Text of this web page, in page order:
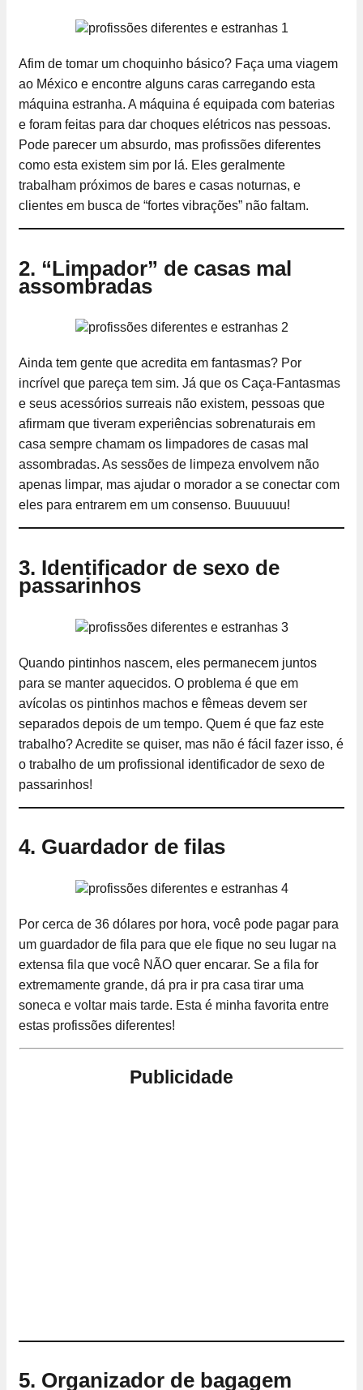
Afim de tomar um choquinho básico? Faça uma viagem
ao México e encontre alguns caras carregando esta
máquina estranha. A máquina é equipada com baterias
e foram feitas para dar choques elétricos nas pessoas.
Pode parecer um absurdo, mas profissões diferentes
como esta existem sim por lá. Eles geralmente
trabalham próximos de bares e casas noturnas, e
clientes em busca de “fortes vibrações” não faltam.
2. “Limpador” de casas mal
assombradas
Ainda tem gente que acredita em fantasmas? Por
incrível que pareça tem sim. Já que os Caça-Fantasmas
e seus acessórios surreais não existem, pessoas que
afirmam que tiveram experiências sobrenaturais em
casa sempre chamam os limpadores de casas mal
assombradas. As sessões de limpeza envolvem não
apenas limpar, mas ajudar o morador a se conectar com
eles para entrarem em um consenso. Buuuuuu!
3. Identificador de sexo de
passarinhos
Quando pintinhos nascem, eles permanecem juntos
para se manter aquecidos. O problema é que em
avícolas os pintinhos machos e fêmeas devem ser
separados depois de um tempo. Quem é que faz este
trabalho? Acredite se quiser, mas não é fácil fazer isso, é
o trabalho de um profissional identificador de sexo de
passarinhos!
4. Guardador de filas
Por cerca de 36 dólares por hora, você pode pagar para
um guardador de fila para que ele fique no seu lugar na
extensa fila que você NÃO quer encarar. Se a fila for
extremamente grande, dá pra ir pra casa tirar uma
soneca e voltar mais tarde. Esta é minha favorita entre
estas profissões diferentes!
Publicidade
5. Organizador de bagagem